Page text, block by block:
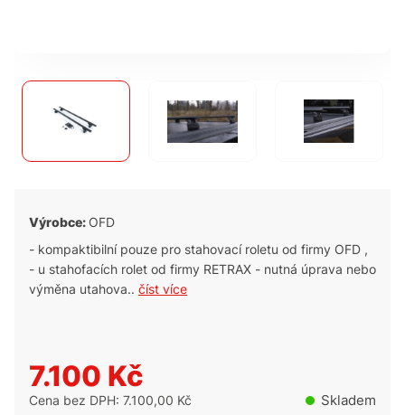
Výrobce:OFD
- kompaktibilní pouze pro stahovací roletu od firmy OFD ,
- u stahofacích rolet od firmy RETRAX - nutná úprava nebo
výměna utahova.. číst více
7.100 Kč
Cena bez DPH: 7.100,00 Kč Skladem